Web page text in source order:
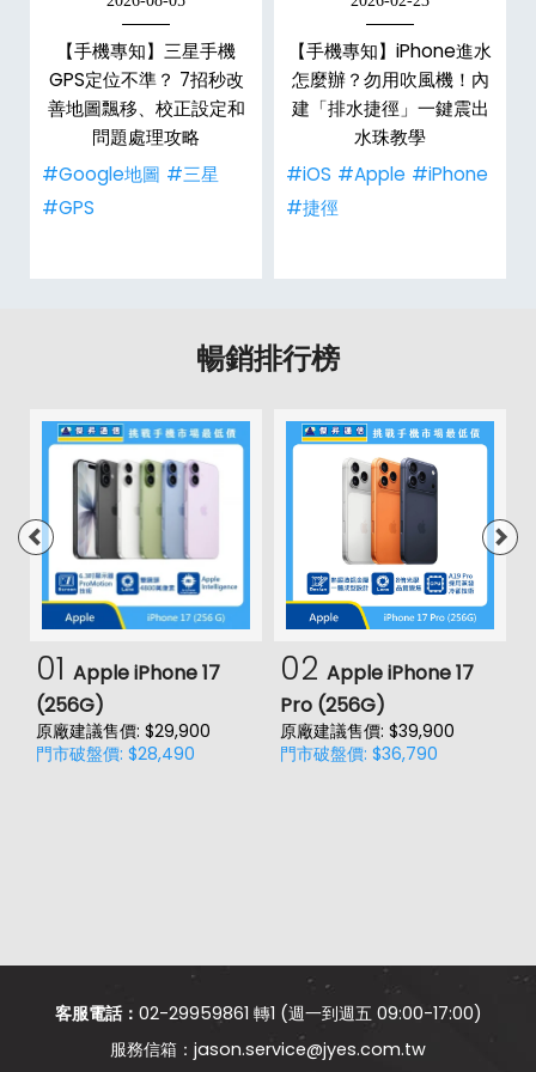
【手機專知】三星手機
GPS定位不準？ 7招秒改
善地圖飄移、校正設定和
問題處理攻略
#Google地圖 #三星
#GPS
【手機專知】iPhone進水
怎麼辦？勿用吹風機！內
建「排水捷徑」一鍵震出
水珠教學
#iOS #Apple #iPhone
#捷徑
暢銷排行榜
01 Apple iPhone 17
(256G)
原廠建議售價: $29,900
門市破盤價: $28,490
02 Apple iPhone 17
Pro (256G)
原廠建議售價: $39,900
門市破盤價: $36,790
客服電話： 02-29959861 轉1 (週一到週五 09:00-17:00)
jason.service@jyes.com.tw